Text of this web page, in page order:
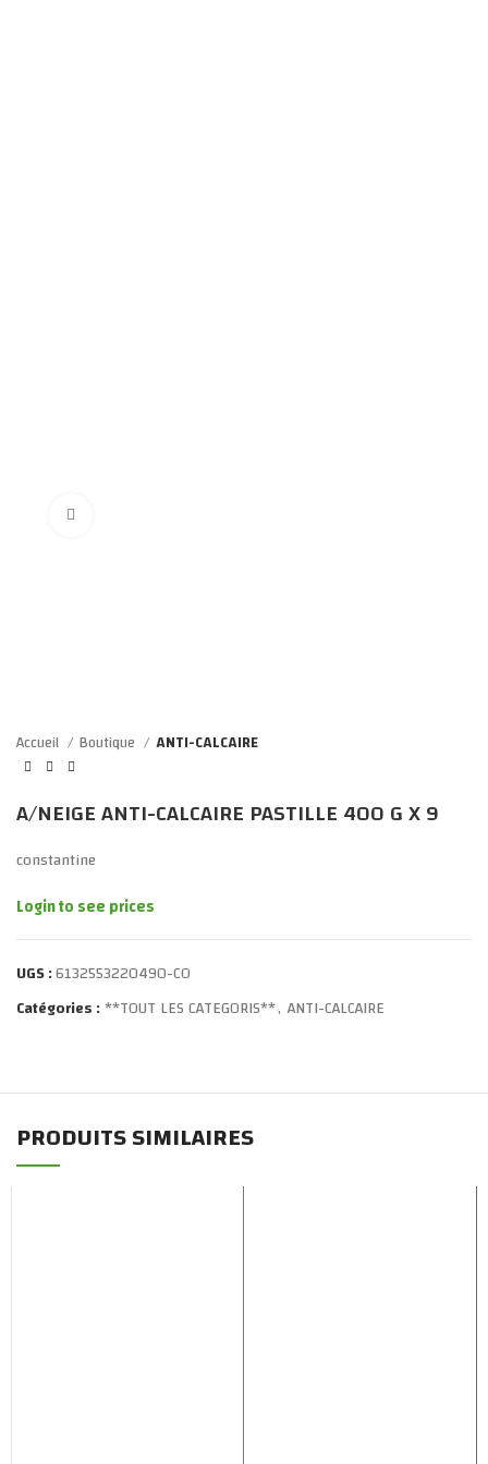
Accueil Boutique ANTI-CALCAIRE
A/NEIGE ANTI-CALCAIRE PASTILLE 400 G X 9
constantine
Login to see prices
UGS :6132553220490-CO
Catégories :**TOUT LES CATEGORIS**, ANTI-CALCAIRE
PRODUITS SIMILAIRES